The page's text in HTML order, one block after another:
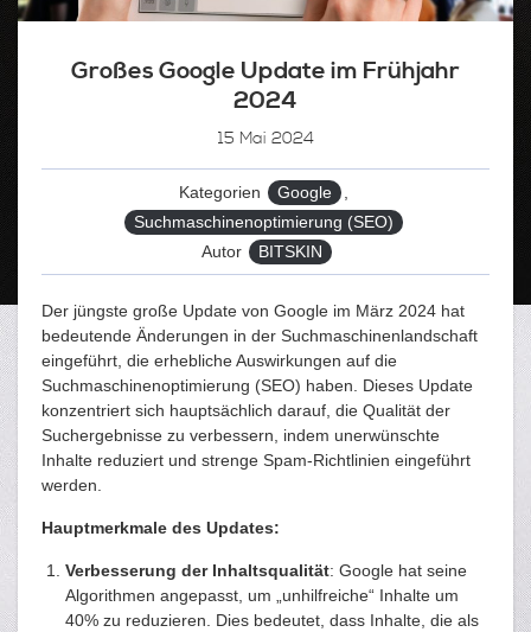
Großes Google Update im Frühjahr
2024
15 Mai 2024
Kategorien Google
,
Suchmaschinenoptimierung (SEO)
Autor
BITSKIN
Der jüngste große Update von Google im März 2024 hat
bedeutende Änderungen in der Suchmaschinenlandschaft
eingeführt, die erhebliche Auswirkungen auf die
Suchmaschinenoptimierung (SEO) haben. Dieses Update
konzentriert sich hauptsächlich darauf, die Qualität der
Suchergebnisse zu verbessern, indem unerwünschte
Inhalte reduziert und strenge Spam-Richtlinien eingeführt
werden.
Hauptmerkmale des Updates:
Verbesserung der Inhaltsqualität: Google hat seine
Algorithmen angepasst, um „unhilfreiche“ Inhalte um
40% zu reduzieren. Dies bedeutet, dass Inhalte, die als